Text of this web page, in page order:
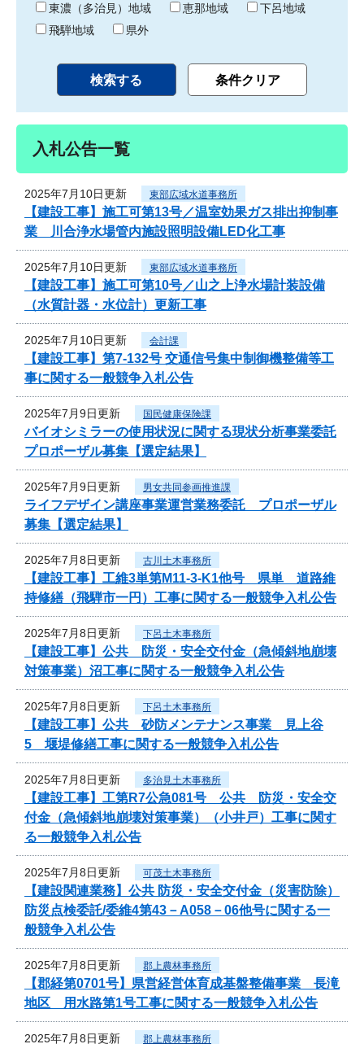
東濃（多治見）地域
恵那地域
下呂地域
飛騨地域
県外
入札公告一覧
2025年7月10日更新 東部広域水道事務所
【建設工事】施工可第13号／温室効果ガス排出抑制事
業 川合浄水場管内施設照明設備LED化工事
2025年7月10日更新 東部広域水道事務所
【建設工事】施工可第10号／山之上浄水場計装設備
（水質計器・水位計）更新工事
2025年7月10日更新 会計課
【建設工事】第7-132号 交通信号集中制御機整備等工
事に関する一般競争入札公告
2025年7月9日更新 国民健康保険課
バイオシミラーの使用状況に関する現状分析事業委託
プロポーザル募集【選定結果】
2025年7月9日更新 男女共同参画推進課
ライフデザイン講座事業運営業務委託 プロポーザル
募集【選定結果】
2025年7月8日更新 古川土木事務所
【建設工事】工維3単第M11-3-K1他号 県単 道路維
持修繕（飛騨市一円）工事に関する一般競争入札公告
2025年7月8日更新 下呂土木事務所
【建設工事】公共 防災・安全交付金（急傾斜地崩壊
対策事業）沼工事に関する一般競争入札公告
2025年7月8日更新 下呂土木事務所
【建設工事】公共 砂防メンテナンス事業 見上谷
5 堰堤修繕工事に関する一般競争入札公告
2025年7月8日更新 多治見土木事務所
【建設工事】工第R7公急081号 公共 防災・安全交
付金（急傾斜地崩壊対策事業）（小井戸）工事に関す
る一般競争入札公告
2025年7月8日更新 可茂土木事務所
【建設関連業務】公共 防災・安全交付金（災害防除）
防災点検委託/委維4第43－A058－06他号に関する一
般競争入札公告
2025年7月8日更新 郡上農林事務所
【郡経第0701号】県営経営体育成基盤整備事業 長滝
地区 用水路第1号工事に関する一般競争入札公告
2025年7月8日更新 郡上農林事務所